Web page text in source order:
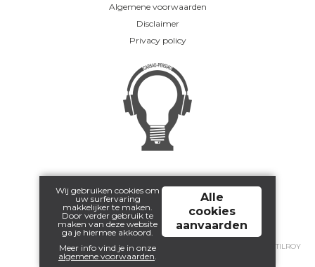
Algemene voorwaarden
Disclaimer
Privacy policy
© 2026 - ELECTRO CARSAU PERSIAU | POWERED BY: TILROY
Wij gebruiken cookies om
uw surfervaring
makkelijker te maken.
Door verder gebruik te
maken van deze website
ga je hiermee akkoord.
Meer info vind je in onze
algemene voorwaarden.
Alle
cookies
aanvaarden